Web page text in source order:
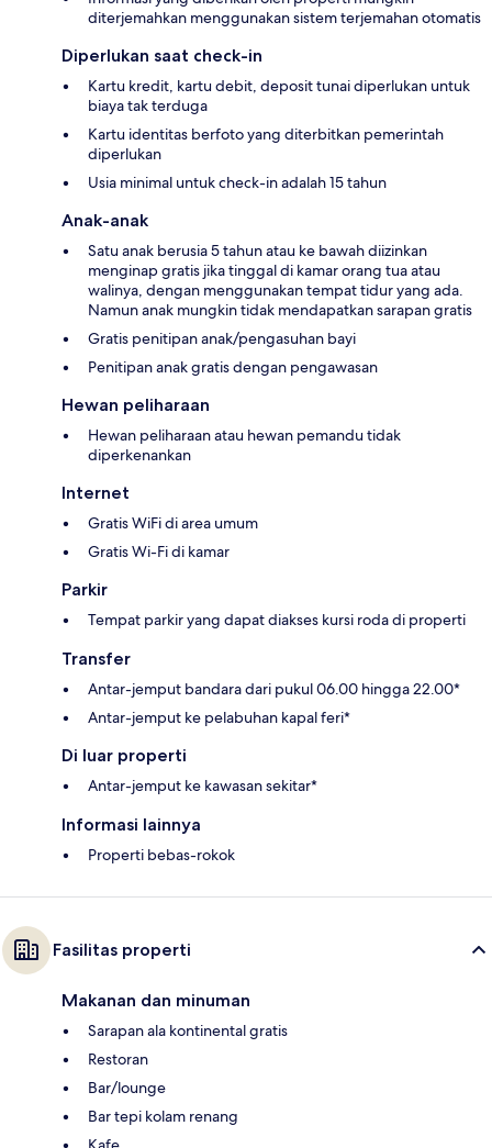
diterjemahkan menggunakan sistem terjemahan otomatis
Diperlukan saat check-in
Kartu kredit, kartu debit, deposit tunai diperlukan untuk
biaya tak terduga
Kartu identitas berfoto yang diterbitkan pemerintah
diperlukan
Usia minimal untuk check-in adalah 15 tahun
Anak-anak
Satu anak berusia 5 tahun atau ke bawah diizinkan
menginap gratis jika tinggal di kamar orang tua atau
walinya, dengan menggunakan tempat tidur yang ada.
Namun anak mungkin tidak mendapatkan sarapan gratis
Gratis penitipan anak/pengasuhan bayi
Penitipan anak gratis dengan pengawasan
Hewan peliharaan
Hewan peliharaan atau hewan pemandu tidak
diperkenankan
Internet
Gratis WiFi di area umum
Gratis Wi-Fi di kamar
Parkir
Tempat parkir yang dapat diakses kursi roda di properti
Transfer
Antar-jemput bandara dari pukul 06.00 hingga 22.00*
Antar-jemput ke pelabuhan kapal feri*
Di luar properti
Antar-jemput ke kawasan sekitar*
Informasi lainnya
Properti bebas-rokok
Fasilitas properti
Makanan dan minuman
Sarapan ala kontinental gratis
Restoran
Bar/lounge
Bar tepi kolam renang